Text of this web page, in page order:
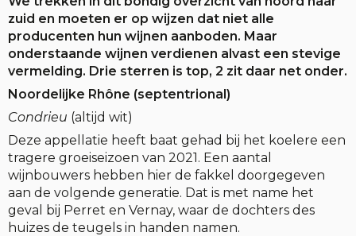
zuid en moeten er op wijzen dat niet alle
producenten hun wijnen aanboden. Maar
onderstaande wijnen verdienen alvast een stevige
vermelding. Drie sterren is top, 2 zit daar net onder.
Noordelijke Rhône (septentrional)
Condrieu (altijd wit)
Deze appellatie heeft baat gehad bij het koelere een
tragere groeiseizoen van 2021. Een aantal
wijnbouwers hebben hier de fakkel doorgegeven
aan de volgende generatie. Dat is met name het
geval bij Perret en Vernay, waar de dochters des
huizes de teugels in handen namen.